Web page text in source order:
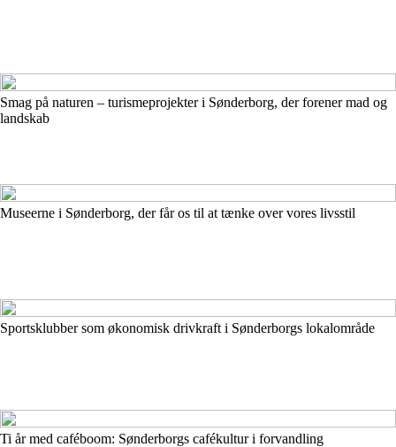
Smag på naturen – turismeprojekter i Sønderborg, der forener mad og
landskab
Museerne i Sønderborg, der får os til at tænke over vores livsstil
Sportsklubber som økonomisk drivkraft i Sønderborgs lokalområde
Ti år med caféboom: Sønderborgs cafékultur i forvandling